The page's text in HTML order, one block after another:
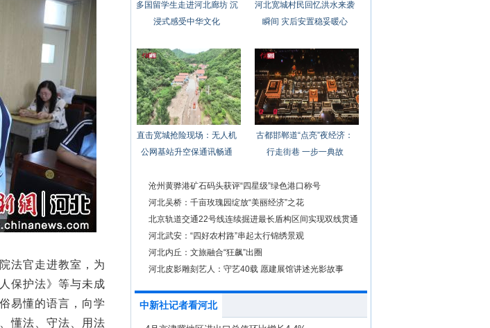
法官走进教室，为
保护法》等与未成
易懂的语言，向学
懂法、守法、用法
多国留学生走进河北廊坊 沉
浸式感受中华文化
河北宽城村民回忆洪水来袭
瞬间 灾后安置稳妥暖心
直击宽城抢险现场：无人机
公网基站升空保通讯畅通
古都邯郸道“点亮”夜经济：
行走街巷 一步一典故
沧州黄骅港矿石码头获评“四星级”绿色港口称号
河北吴桥：千亩玫瑰园绽放“美丽经济”之花
北京轨道交通22号线连续掘进最长盾构区间实现双线贯通
河北武安：“四好农村路”串起太行锦绣景观
河北内丘：文旅融合“狂飙”出圈
河北皮影雕刻艺人：守艺40载 愿建展馆讲述光影故事
中新社记者看河北